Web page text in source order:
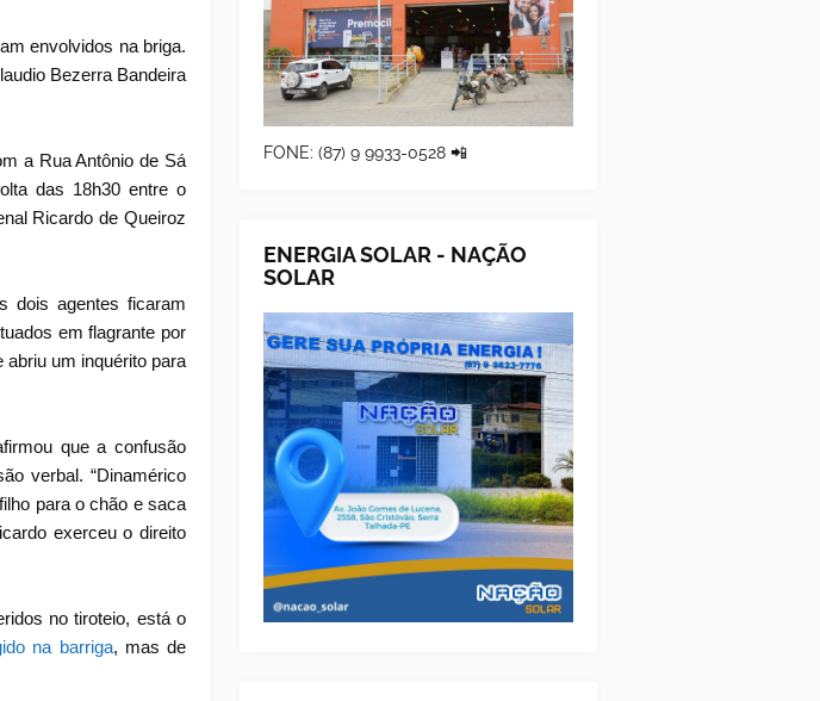
envolvidos na briga.
Bezerra Bandeira
a Rua Antônio de Sá
das 18h30 entre o
Ricardo de Queiroz
dois agentes ficaram
em flagrante por
um inquérito para
que a confusão
verbal. “Dinamérico
para o chão e saca
exerceu o direito
no tiroteio, está o
na barriga, mas de
FONE: (87) 9 9933-0528 📲
ENERGIA SOLAR - NAÇÃO
SOLAR